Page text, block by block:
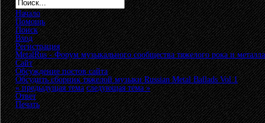
Начало
Помощь
Поиск
Вход
Регистрация
MetalRus - Форум музыкального сообщества тяжелого рока и металла
Сайт»
Обсуждение постов сайта»
Обсудить сборник тяжелой музыки Russian Metal Ballads Vol.1
« предыдущая тема следующая тема »
Ответ
Печать